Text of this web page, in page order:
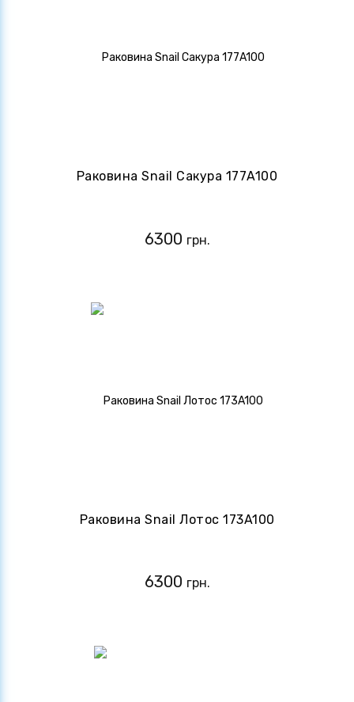
Раковина Snail Сакура 177A100
6300 грн.
Раковина Snail Лотос 173A100
6300 грн.